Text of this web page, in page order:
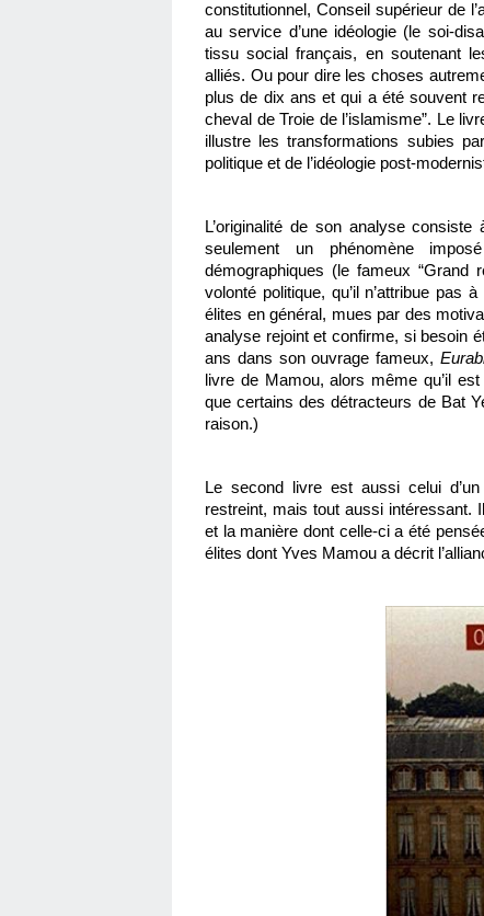
constitutionnel, Conseil supérieur de
au service d’une idéologie (le soi-
tissu social français, en soutenant
alliés. Ou pour dire les choses
plus de dix ans et qui a été souvent
cheval de Troie de l’islamisme”. Le
illustre les transformations subies
politique et de l’idéologie post-
L’originalité de son analyse
seulement un phénomène
démographiques (le fameux “Grand
volonté politique, qu’il n’attribue pas
élites en général, mues par des
analyse rejoint et confirme, si besoin
ans dans son ouvrage fameux,
livre de Mamou, alors même qu’il
que certains des détracteurs de Bat
raison.)
Le second livre est aussi celui
restreint, mais tout aussi intéressant.
et la manière dont celle-ci a été
élites dont Yves Mamou a décrit